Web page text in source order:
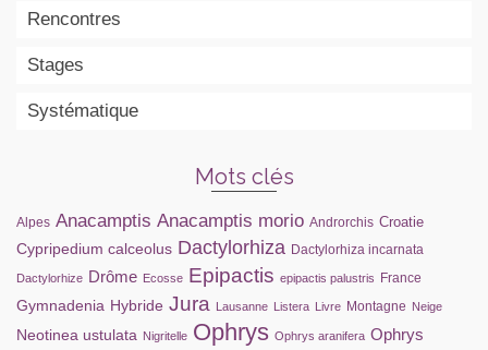
Rencontres
Stages
Systématique
Mots clés
Alpes Anacamptis Anacamptis morio Androrchis Croatie
Cypripedium calceolus Dactylorhiza Dactylorhiza incarnata
Dactylorhize Drôme Ecosse Epipactis epipactis palustris France
Gymnadenia Hybride Jura Lausanne Listera Livre Montagne Neige
Neotinea ustulata Nigritelle Ophrys Ophrys aranifera Ophrys